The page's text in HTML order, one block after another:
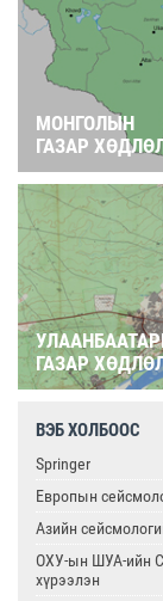
МОНГОЛЫН
ГАЗАР
ГАЗАР
ВЭБ ХОЛБООС
Springer
Европын
Азийн
ОХУ-ын ШУА-ийн
хүрээлэн